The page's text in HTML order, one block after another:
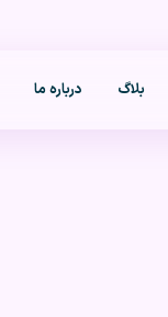
بلاگ درباره ما